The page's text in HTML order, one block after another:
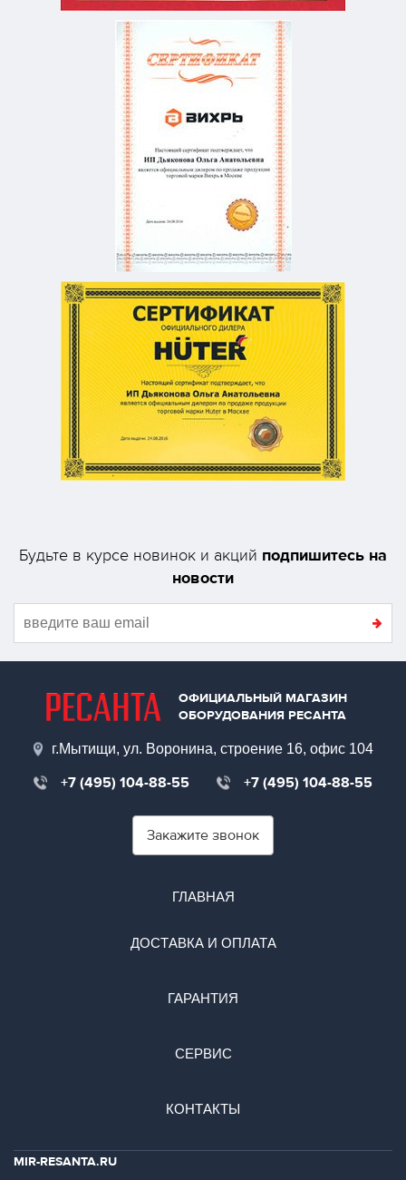
Будьте в курсе новинок и акций подпишитесь на
новости
ОФИЦИАЛЬНЫЙ МАГАЗИН
ОБОРУДОВАНИЯ РЕСАНТА
г.Мытищи, ул. Воронина, строение 16, офис 104
+7 (495) 104-88-55 +7 (495) 104-88-55
Закажите звонок
ГЛАВНАЯ
ДОСТАВКА И ОПЛАТА
ГАРАНТИЯ
СЕРВИС
КОНТАКТЫ
MIR-RESANTA.RU